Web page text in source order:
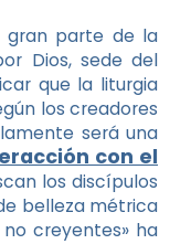
gran parte de la
Dios, sede del
que la liturgia
los creadores
será una
con el
los discípulos
belleza métrica
creyentes» ha